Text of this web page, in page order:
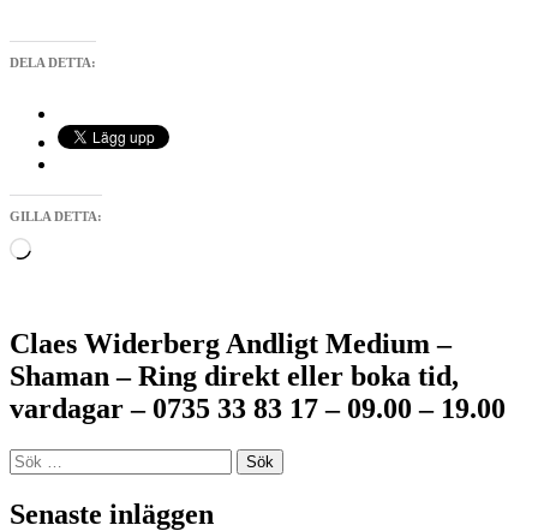
DELA DETTA:
GILLA DETTA:
Laddar
Claes Widerberg Andligt Medium –
Shaman – Ring direkt eller boka tid,
vardagar – 0735 33 83 17 – 09.00 – 19.00
Sök
efter:
Senaste inläggen